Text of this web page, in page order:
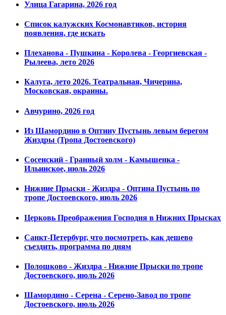
Улица Гагарина, 2026 год
Список калужских Космонавтиков, история
появления, где искать
Плеханова - Пушкина - Королева - Георгиевская -
Рылеева, лето 2026
Калуга, лето 2026. Театральная, Чичерина,
Московская, окраины.
Авчурино, 2026 год
Из Шамордино в Оптину Пустынь левым берегом
Жиздры (Тропа Достоевского)
Сосенский - Гранный холм - Камышенка -
Ильинское, июль 2026
Нижние Прыски - Жиздра - Оптина Пустынь по
тропе Достоевского, июль 2026
Церковь Преображения Господня в Нижних Прысках
Санкт-Петербург, что посмотреть, как дешево
съездить, программа по дням
Полошково - Жиздра - Нижние Прыски по тропе
Достоевского, июль 2026
Шамордино - Серена - Серено-Завод по тропе
Достоевского, июль 2026